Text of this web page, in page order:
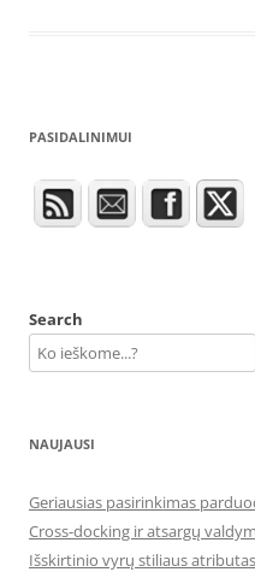
PASIDALINIMUI
Search
NAUJAUSI
Geriausias pasirinkimas
Cross-docking ir atsargų
Išskirtinio vyrų stiliaus